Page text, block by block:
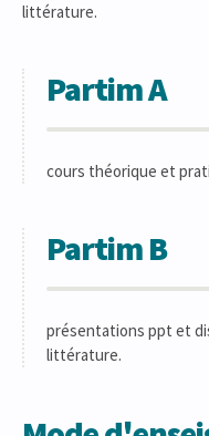
littérature.
Partim A
cours théorique et
Partim B
présentations ppt et
littérature.